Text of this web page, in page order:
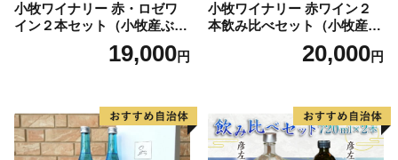
小牧ワイナリー 赤・ロゼワ
イン２本セット（小牧産ぶど
19,000円
小牧ワイナリー 赤ワイン２
本飲み比べセット（小牧産ぶ
どう100％使用）20,000円